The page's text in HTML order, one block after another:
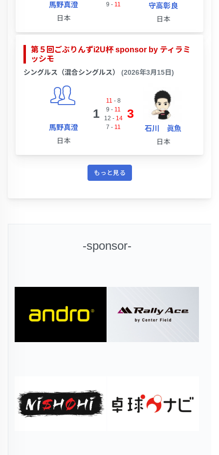
馬野真澄
日本
9 - 11 守高彰良
日本
第５回ごぶりんずi2U杯 sponsor by ティラミ
ッシモ
シングルス（混合シングルス） (2026年3月15日)
馬野真澄
日本
1
11 - 8
9 - 11
12 - 14
7 - 11
3
石川 眞魚
日本
もっと見る
-sponsor-